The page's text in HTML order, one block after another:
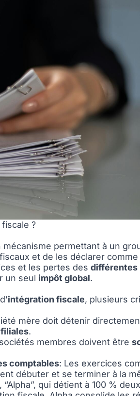
fiscale ?
mécanisme permettant à un
fiscaux et de les déclarer comme
et les pertes des différentes
un seul impôt global.
intégration fiscale, plusieurs
mère doit détenir
.
membres doivent être
comptables: Les exercices
débuter et se terminer à la
qui détient à 100 %